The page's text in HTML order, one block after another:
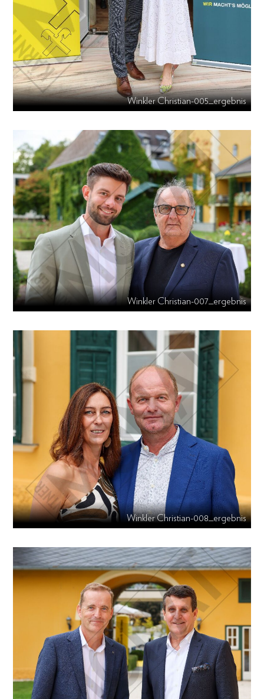
Winkler Christian-005_ergebnis
Winkler Christian-007_ergebnis
Winkler Christian-008_ergebnis